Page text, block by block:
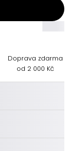
Doprava zdarma
od 2 000 Kč